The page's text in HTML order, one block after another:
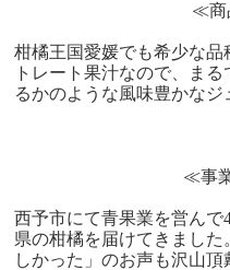
≪商
柑橘王国愛媛でも希少な品
トレート果汁なので、ま
るかのような風味豊かなジ
≪事
西予市にて青果業を営ん
県の柑橘を届けてきまし
しかった」のお声も沢山頂